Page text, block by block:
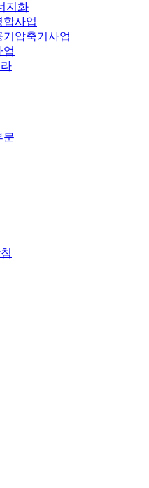
지화
합사업
압축기사업
업
문